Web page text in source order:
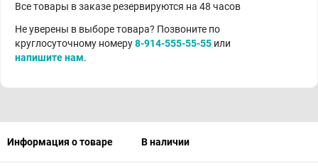
Все товары в заказе резервируются на 48 часов
Не уверены в выборе товара? Позвоните по
круглосуточному номеру8-914-555-55-55 или
напишите нам.
Информация о товаре В наличии